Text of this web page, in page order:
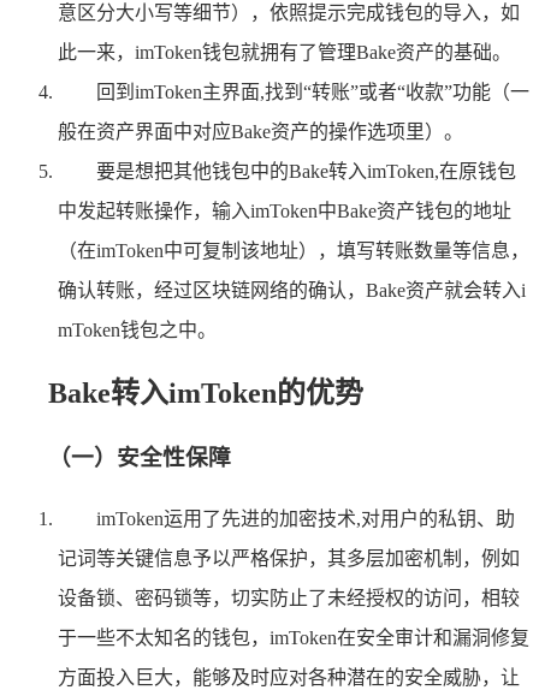
意区分大小写等细节），依照提示完成钱包的导入，如
此一来，imToken钱包就拥有了管理Bake资产的基础。
回到imToken主界面,找到“转账”或者“收款”功能（一
般在资产界面中对应Bake资产的操作选项里）。
要是想把其他钱包中的Bake转入imToken,在原钱包
中发起转账操作，输入imToken中Bake资产钱包的地址
（在imToken中可复制该地址），填写转账数量等信息，
确认转账，经过区块链网络的确认，Bake资产就会转入i
mToken钱包之中。
Bake转入imToken的优势
（一）安全性保障
imToken运用了先进的加密技术,对用户的私钥、助
记词等关键信息予以严格保护，其多层加密机制，例如
设备锁、密码锁等，切实防止了未经授权的访问，相较
于一些不太知名的钱包，imToken在安全审计和漏洞修复
方面投入巨大，能够及时应对各种潜在的安全威胁，让